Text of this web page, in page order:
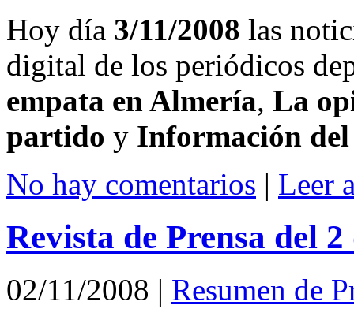
Hoy día 3/11/2008 las
digital de los periódicos
empata en Almería, La
partido y Información
No hay comentarios | Leer
Revista de Prensa del
02/11/2008 | Resumen de